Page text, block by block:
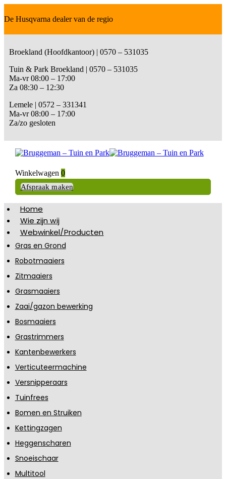
De Husqvarna dealer van de regio
Broekland (Hoofdkantoor) | 0570 – 531035
Tuin & Park Broekland | 0570 – 531035
Ma-vr 08:00 – 17:00
Za 08:30 – 12:30
Lemele | 0572 – 331341
Ma-vr 08:00 – 17:00
Za/zo gesloten
Winkelwagen 0
Afspraak maken
Home
Wie zijn wij
Webwinkel/Producten
Gras en Grond
Robotmaaiers
Zitmaaiers
Grasmaaiers
Zaai/gazon bewerking
Bosmaaiers
Grastrimmers
Kantenbewerkers
Verticuteermachine
Versnipperaars
Tuinfrees
Bomen en Struiken
Kettingzagen
Heggenscharen
Snoeischaar
Multitool